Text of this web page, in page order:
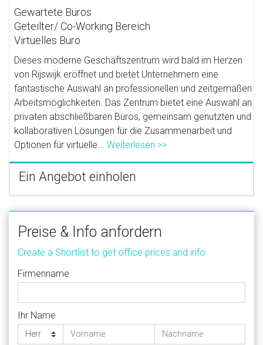
Gewartete Büros
Geteilter/ Co-Working Bereich
Virtuelles Büro
Dieses moderne Geschäftszentrum wird bald im Herzen
von Rijswijk eröffnet und bietet Unternehmern eine
fantastische Auswahl an professionellen und zeitgemäßen
Arbeitsmöglichkeiten. Das Zentrum bietet eine Auswahl an
privaten abschließbaren Büros, gemeinsam genutzten und
kollaborativen Lösungen für die Zusammenarbeit und
Optionen für virtuelle...Weiterlesen >>
Ein Angebot einholen
Preise & Info anfordern
Create a Shortlist to get office prices and info
Firmenname
Ihr Name